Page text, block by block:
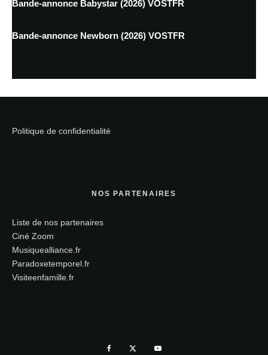
Bande-annonce Babystar (2026) VOSTFR
Bande-annonce Newborn (2026) VOSTFR
Politique de confidentialité
NOS PARTENAIRES
Liste de nos partenaires
Ciné Zoom
Musiquealliance.fr
Paradoxetemporel.fr
Visiteenfamille.fr